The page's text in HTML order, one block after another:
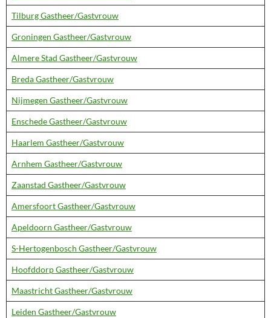
Tilburg Gastheer/Gastvrouw
Groningen Gastheer/Gastvrouw
Almere Stad Gastheer/Gastvrouw
Breda Gastheer/Gastvrouw
Nijmegen Gastheer/Gastvrouw
Enschede Gastheer/Gastvrouw
Haarlem Gastheer/Gastvrouw
Arnhem Gastheer/Gastvrouw
Zaanstad Gastheer/Gastvrouw
Amersfoort Gastheer/Gastvrouw
Apeldoorn Gastheer/Gastvrouw
S-Hertogenbosch Gastheer/Gastvrouw
Hoofddorp Gastheer/Gastvrouw
Maastricht Gastheer/Gastvrouw
Leiden Gastheer/Gastvrouw